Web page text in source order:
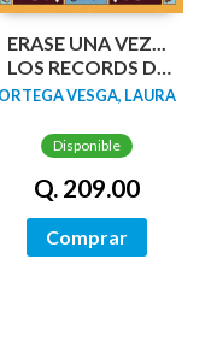
ERASE UNA VEZ...
LOS RECORDS DE
CUENTO
ORTEGA VESGA, LAURA
Disponible
Q. 209.00
Comprar